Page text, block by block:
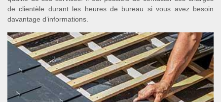
de clientèle durant les heures de bureau si vous avez besoin
davantage d’informations.